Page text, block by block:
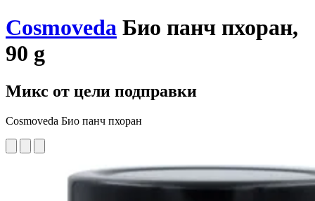
Cosmoveda Био панч пхоран,
90 g
Микс от цели подправки
Cosmoveda Био панч пхоран